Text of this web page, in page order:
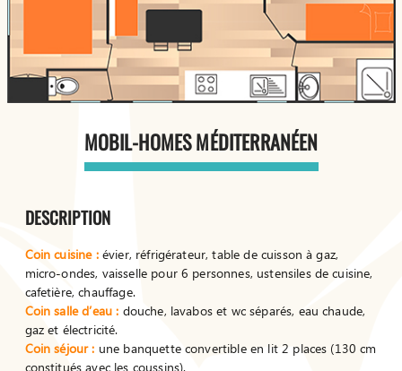
MOBIL-HOMES MÉDITERRANÉEN
DESCRIPTION
Coin cuisine : évier, réfrigérateur, table de cuisson à gaz,
micro-ondes, vaisselle pour 6 personnes, ustensiles de cuisine,
cafetière, chauffage.
Coin salle d’eau : douche, lavabos et wc séparés, eau chaude,
gaz et électricité.
Coin séjour : une banquette convertible en lit 2 places (130 cm
constitués avec les coussins).